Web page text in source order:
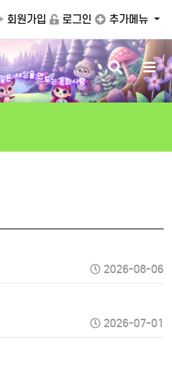
회원가입 로그인 추가메뉴
같은 세상을 만드는 동화사랑
검
색
버
튼
메
뉴
버
튼
2026-08-06
2026-07-01